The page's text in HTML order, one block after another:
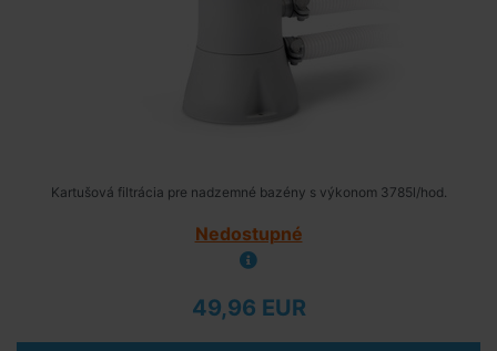
Kartušová filtrácia pre nadzemné bazény s výkonom 3785l/hod.
Nedostupné
49,96 EUR